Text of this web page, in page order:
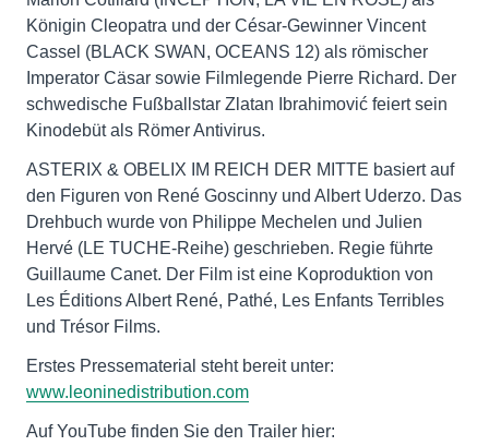
Königin Cleopatra und der César-Gewinner Vincent
Cassel (BLACK SWAN, OCEANS 12) als römischer
Imperator Cäsar sowie Filmlegende Pierre Richard. Der
schwedische Fußballstar Zlatan Ibrahimović feiert sein
Kinodebüt als Römer Antivirus.
ASTERIX & OBELIX IM REICH DER MITTE basiert auf
den Figuren von René Goscinny und Albert Uderzo. Das
Drehbuch wurde von Philippe Mechelen und Julien
Hervé (LE TUCHE-Reihe) geschrieben. Regie führte
Guillaume Canet. Der Film ist eine Koproduktion von
Les Éditions Albert René, Pathé, Les Enfants Terribles
und Trésor Films.
Erstes Pressematerial steht bereit unter:
www.leoninedistribution.com
Auf YouTube finden Sie den Trailer hier: